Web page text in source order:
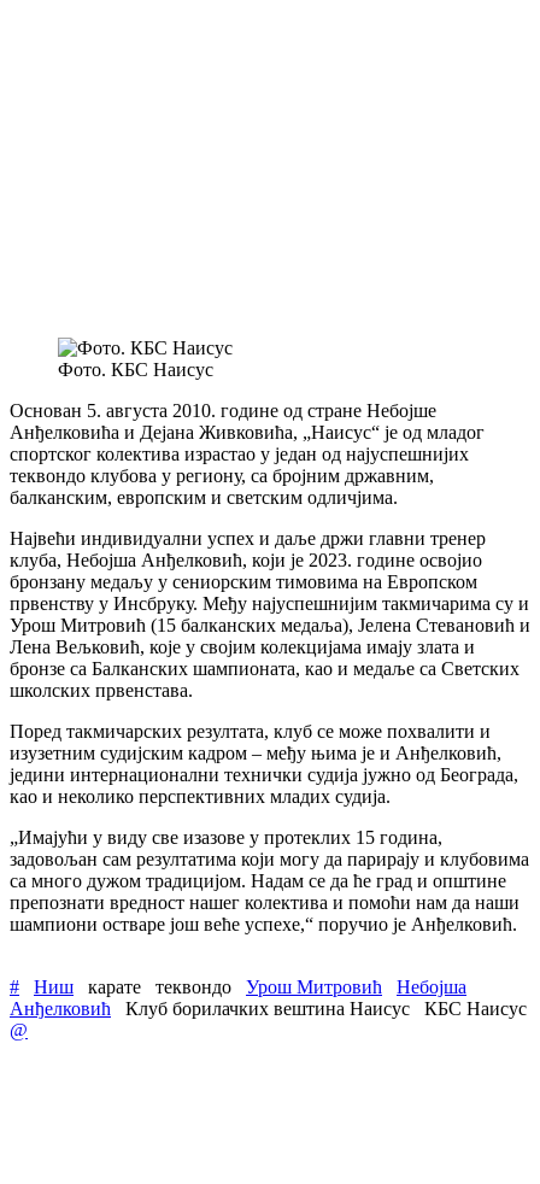
Фото. КБС Наисус
Основан 5. августа 2010. године од стране Небојше
Анђелковића и Дејана Живковића, „Наисус“ је од младог
спортског колектива израстао у један од најуспешнијих
теквондо клубова у региону, са бројним државним,
балканским, европским и светским одличјима.
Највећи индивидуални успех и даље држи главни тренер
клуба, Небојша Анђелковић, који је 2023. године освојио
бронзану медаљу у сениорским тимовима на Европском
првенству у Инсбруку. Међу најуспешнијим такмичарима су и
Урош Митровић (15 балканских медаља), Јелена Стевановић и
Лена Вељковић, које у својим колекцијама имају злата и
бронзе са Балканских шампионата, као и медаље са Светских
школских првенстава.
Поред такмичарских резултата, клуб се може похвалити и
изузетним судијским кадром – међу њима је и Анђелковић,
једини интернационални технички судија јужно од Београда,
као и неколико перспективних младих судија.
„Имајући у виду све изазове у протеклих 15 година,
задовољан сам резултатима који могу да парирају и клубовима
са много дужом традицијом. Надам се да ће град и општине
препознати вредност нашег колектива и помоћи нам да наши
шампиони остваре још веће успехе,“ поручио је Анђелковић.
# Ниш карате теквондо Урош Митровић
Небојша
Анђелковић
Клуб борилачких вештина Наисус
КБС Наисус
@